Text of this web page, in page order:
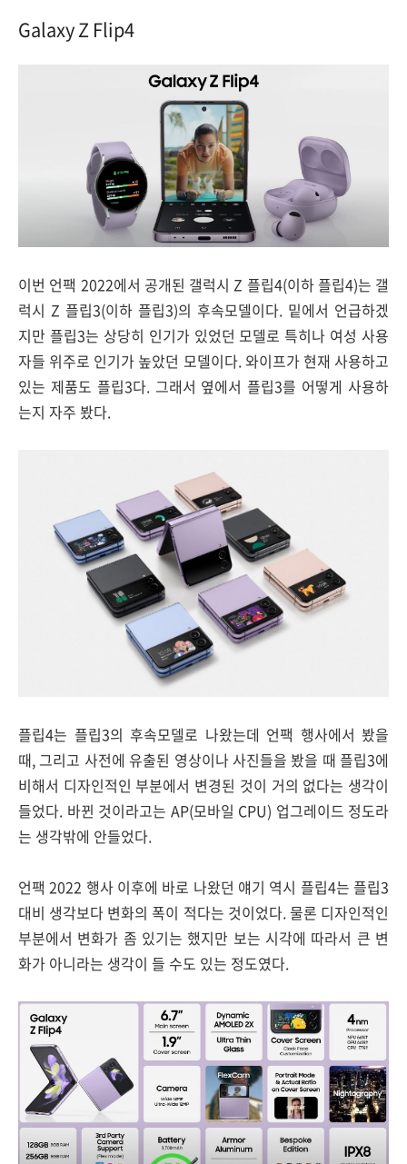
Galaxy Z Flip4
이번 언팩 2022에서 공개된 갤럭시 Z 플립4(이하 플립4)는 갤
럭시 Z 플립3(이하 플립3)의 후속모델이다. 밑에서 언급하겠
지만 플립3는 상당히 인기가 있었던 모델로 특히나 여성 사용
자들 위주로 인기가 높았던 모델이다. 와이프가 현재 사용하고
있는 제품도 플립3다. 그래서 옆에서 플립3를 어떻게 사용하
는지 자주 봤다.
플립4는 플립3의 후속모델로 나왔는데 언팩 행사에서 봤을
때, 그리고 사전에 유출된 영상이나 사진들을 봤을 때 플립3에
비해서 디자인적인 부분에서 변경된 것이 거의 없다는 생각이
들었다. 바뀐 것이라고는 AP(모바일 CPU) 업그레이드 정도라
는 생각밖에 안들었다.
언팩 2022 행사 이후에 바로 나왔던 얘기 역시 플립4는 플립3
대비 생각보다 변화의 폭이 적다는 것이었다. 물론 디자인적인
부분에서 변화가 좀 있기는 했지만 보는 시각에 따라서 큰 변
화가 아니라는 생각이 들 수도 있는 정도였다.